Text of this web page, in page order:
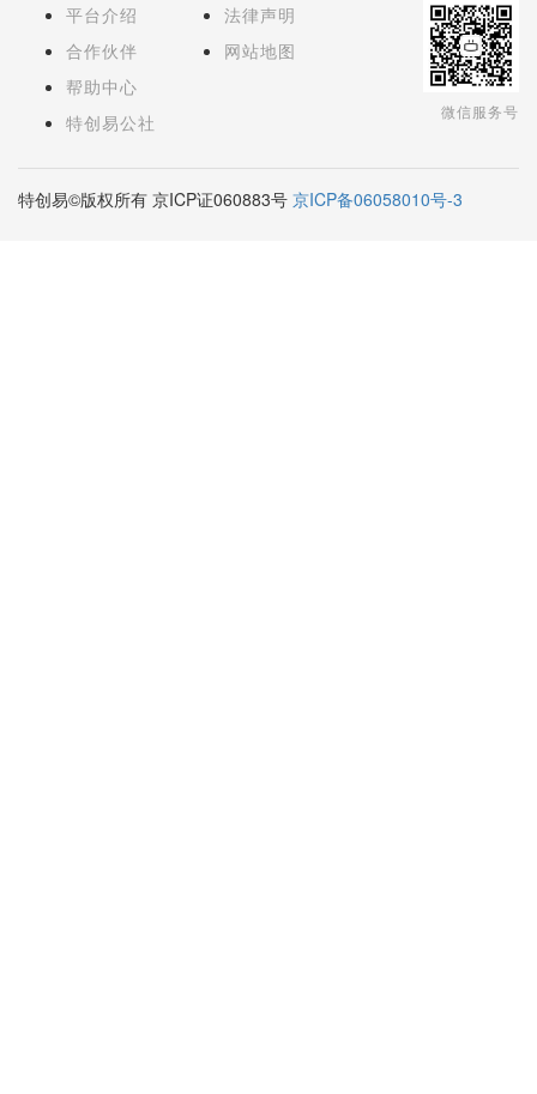
平台介绍
合作伙伴
帮助中心
特创易公社
法律声明
网站地图
微信服务号
特创易©版权所有 京ICP证060883号 京ICP备06058010号-3